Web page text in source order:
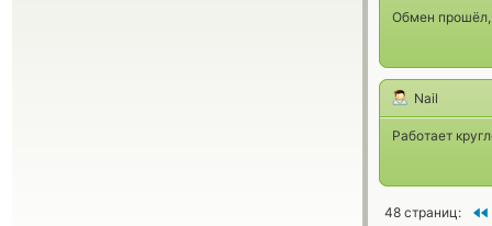
Обмен прошёл,
Nail
Работает
48 страниц: